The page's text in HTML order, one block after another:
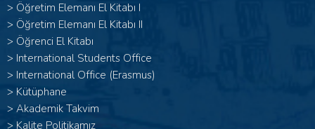
> Öğretim Elemanı El Kitabı I
> Öğretim Elemanı El Kitabı II
> Öğrenci El Kitabı
> International Students Office
> International Office (Erasmus)
> Kütüphane
> Akademik Takvim
> Kalite Politikamız